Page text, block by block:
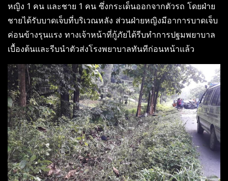
หญิง 1 คน และชาย 1 คน ซึ่งกระเด็นออกจากตัวรถ โดยฝ่าย
ชายได้รับบาดเจ็บที่บริเวณหลัง ส่วนฝ่ายหญิงมีอาการบาดเจ็บ
ค่อนข้างรุนแรง ทางเจ้าหน้าที่กู้ภัยได้รีบทำการปฐมพยาบาล
เบื้องต้นและรีบนำตัวส่งโรงพยาบาลทันทีก่อนหน้าแล้ว